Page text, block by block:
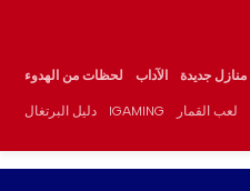
منازل جديدة الآداب لحظات من الهدوء
لعب القمار IGAMING دليل البرتغال